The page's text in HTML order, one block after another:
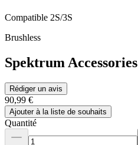
Compatible 2S/3S
Brushless
Spektrum Accessories
Rédiger un avis
90,99 €
Ajouter à la liste de souhaits
Quantité